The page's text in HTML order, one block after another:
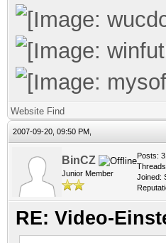
Website Find
2007-09-20, 09:50 PM,
BinCZ
Junior Member
Posts:
Joined:
RE: Video-